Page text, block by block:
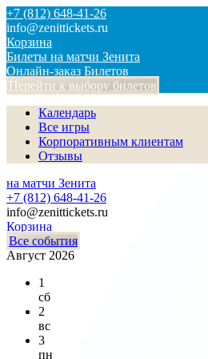
+7 (812) 648-41-26
info@zenittickets.ru
Корзина
Билеты на матчи Зенита
Онлайн-заказ Билетов
Перейти к выбору билетов
Календарь
Все игры
Корпоративным клиентам
Отзывы
на матчи Зенита
+7 (812) 648-41-26
info@zenittickets.ru
Корзина
Все события
Август 2026
1
сб
2
вс
3
пн